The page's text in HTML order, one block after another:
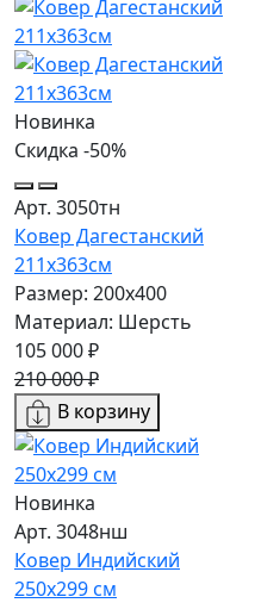
Новинка
Скидка -50%
Арт. 3050тн
Ковер Дагестанский
211x363см
Размер: 200х400
Материал: Шерсть
105 000 ₽
210 000 ₽
В корзину
Новинка
Арт. 3048нш
Ковер Индийский
250x299 см